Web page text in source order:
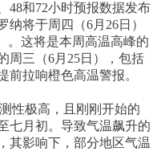
48和72小时预报数据发布
将于周四（6月26日）
。这将是本周高温高峰的
周三（6月25日），包括
前拉响橙色高温警报。
性极高，且刚刚开始的
七月初。导致气温飙升的
其影响下，部分地区气温